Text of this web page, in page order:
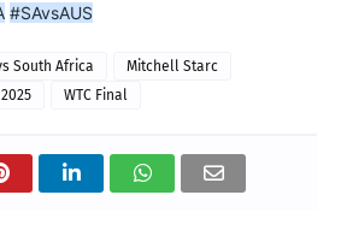
#SAvsAUS
South Africa
Mitchell Starc
WTC Final